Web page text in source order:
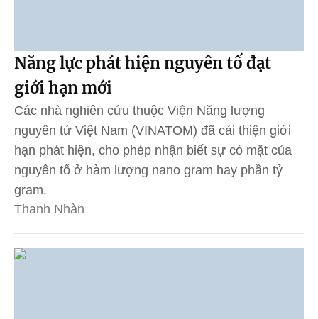
Năng lực phát hiện nguyên tố đạt
giới hạn mới
Các nhà nghiên cứu thuộc Viện Năng lượng
nguyên tử Việt Nam (VINATOM) đã cải thiện giới
hạn phát hiện, cho phép nhận biết sự có mặt của
nguyên tố ở hàm lượng nano gram hay phần tỷ
gram.
Thanh Nhàn